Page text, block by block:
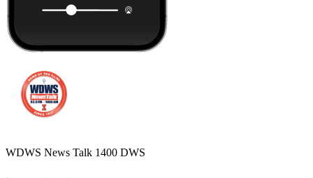
WDWS News Talk 1400 DWS